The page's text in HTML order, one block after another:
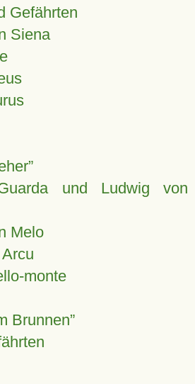
Gefährten
Siena
und Ludwig von
Melo
monte
Brunnen